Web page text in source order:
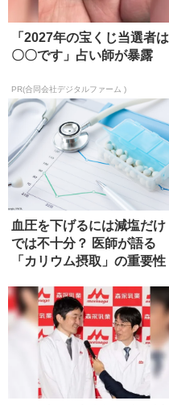
「2027年の宝くじ当選者は
〇〇です」占い師が暴露
PR(合同会社デジタルファーム )
血圧を下げるには減塩だけ
では不十分？ 医師が語る
「カリウム摂取」の重要性